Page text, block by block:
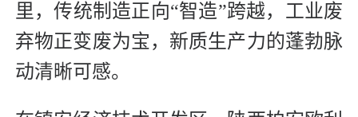
里，传统制造正向“智造”跨越，工业废
弃物正变废为宝，新质生产力的蓬勃脉
动清晰可感。